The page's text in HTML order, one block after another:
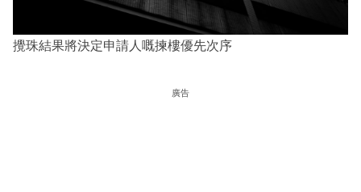
攪珠結果將決定申請人嘅揀樓優先次序
廣告